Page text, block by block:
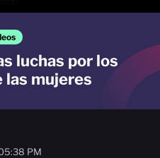
luchas por los
las mujeres
PM